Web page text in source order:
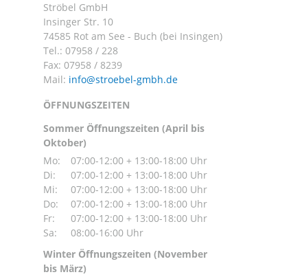
Ströbel GmbH
Insinger Str. 10
74585 Rot am See - Buch (bei Insingen)
Tel.: 07958 / 228
Fax: 07958 / 8239
Mail:
ÖFFNUNGSZEITEN
Sommer Öffnungszeiten (April bis
Oktober)
Mo:
07:00-12:00 + 13:00-18:00 Uhr
Di:
07:00-12:00 + 13:00-18:00 Uhr
Mi:
07:00-12:00 + 13:00-18:00 Uhr
Do:
07:00-12:00 + 13:00-18:00 Uhr
Fr:
07:00-12:00 + 13:00-18:00 Uhr
Sa:
08:00-16:00 Uhr
Winter Öffnungszeiten (November
bis März)